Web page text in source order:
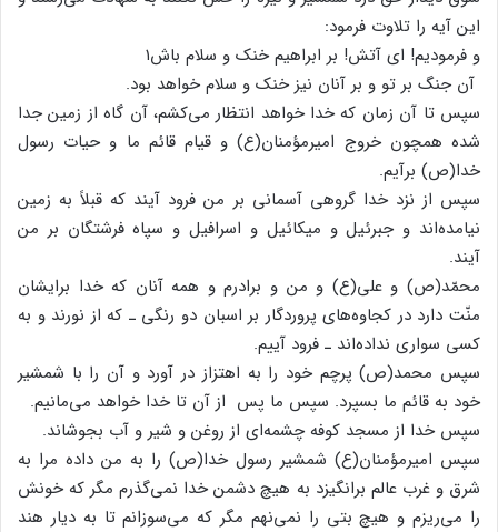
این آیه را تلاوت فرمود:
و فرمودیم! ای آتش! بر ابراهیم خنک و سلام باش۱
آن جنگ بر تو و بر آنان نیز خنک و سلام خواهد بود.
سپس تا آن زمان که خدا خواهد انتظار می‌کشم، آن گاه از زمین جدا
شده همچون خروج امیرمؤمنان(ع) و قیام قائم ما و حیات رسول
خدا(ص) برآیم.
سپس از نزد خدا گروهی آسمانی بر من فرود آیند که قبلاً به زمین
نیامده‌اند و جبرئیل و میکائیل و اسرافیل و سپاه فرشتگان بر من
آیند.
محمّد(ص) و علی(ع) و من و برادرم و همه آنان که خدا برایشان
منّت دارد در کجاوه‌های پروردگار بر اسبان دو رنگی ـ که از نورند و به
کسی سواری نداده‌اند ـ فرود آییم.
سپس محمد(ص) پرچم خود را به اهتزاز در آورد و آن را با شمشیر
خود به قائم ما بسپرد. سپس ما پس از آن تا خدا خواهد می‌مانیم.
سپس خدا از مسجد کوفه چشمه‌ای از روغن و شیر و آب بجوشاند.
سپس امیرمؤمنان(ع) شمشیر رسول خدا(ص) را به من داده مرا به
شرق و غرب عالم برانگیزد به هیچ دشمن خدا نمی‌گذرم مگر که خونش
را می‌ریزم و هیچ بتی را نمی‌نهم مگر که می‌سوزانم تا به دیار هند